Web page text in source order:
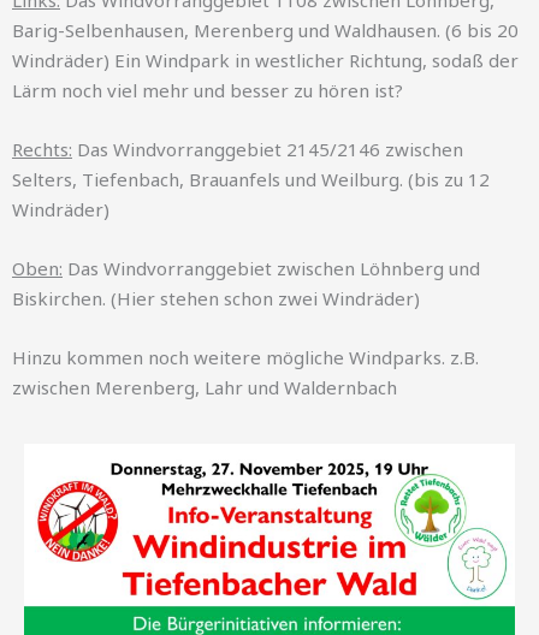
Barig-Selbenhausen, Merenberg und Waldhausen. (6 bis 20
Windräder) Ein Windpark in westlicher Richtung, sodaß der
Lärm noch viel mehr und besser zu hören ist?
Rechts: Das Windvorranggebiet 2145/2146 zwischen
Selters, Tiefenbach, Brauanfels und Weilburg. (bis zu 12
Windräder)
Oben: Das Windvorranggebiet zwischen Löhnberg und
Biskirchen. (Hier stehen schon zwei Windräder)
Hinzu kommen noch weitere mögliche Windparks. z.B.
zwischen Merenberg, Lahr und Waldernbach